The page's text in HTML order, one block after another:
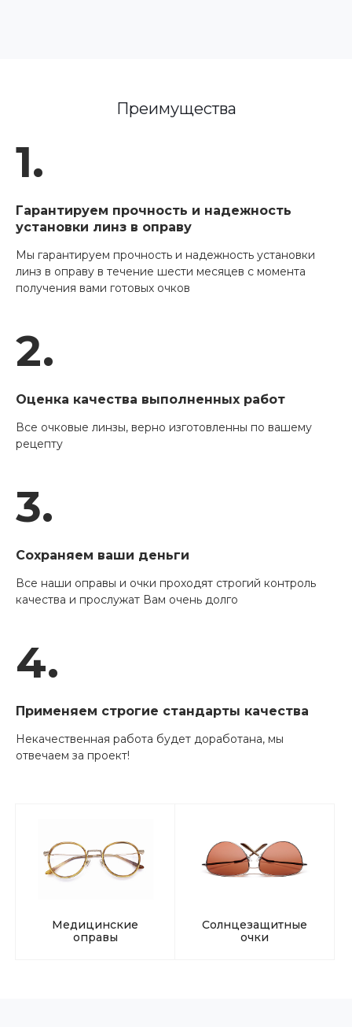
Преимущества
1.
Гарантируем прочность и надежность
установки линз в оправу
Мы гарантируем прочность и надежность установки
линз в оправу в течение шести месяцев с момента
получения вами готовых очков
2.
Оценка качества выполненных работ
Все очковые линзы, верно изготовленны по вашему
рецепту
3.
Сохраняем ваши деньги
Все наши оправы и очки проходят строгий контроль
качества и прослужат Вам очень долго
4.
Применяем строгие стандарты качества
Некачественная работа будет доработана, мы
отвечаем за проект!
Медицинские
оправы
Солнцезащитные
очки